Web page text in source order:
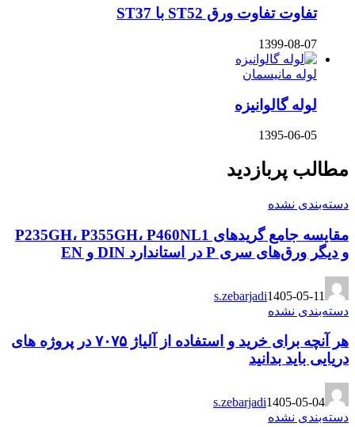
تفاوت تفاوت ورق ST52 با ST37
1399-08-07
لوله مانیسمان
لوله گالوانیزه
1395-06-05
مطالب پربازدید
دسته‌بندی نشده
مقایسه جامع گریدهای P235GH، P355GH، P460NL1
و دیگر ورق‌های سری P در استاندارد DIN و EN
s.zebarjadi1405-05-11
دسته‌بندی نشده
هر آنچه برای خرید و استفاده از آلیاژ ۷۰۷۵ در پروژه های
دریایی باید بدانید
s.zebarjadi1405-05-04
دسته‌بندی نشده